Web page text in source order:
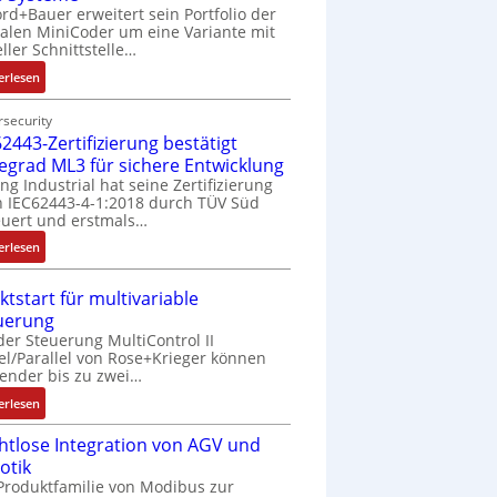
erweitert sein Portfolio der
MiniCoder um eine Variante mit
Schnittstelle…
:
E
i
n
f
a
c
h
e
S
n
s
o
r
-
I
t
Zertifizierung bestätigt
ML3 für sichere Entwicklung
Industrial hat seine Zertifizierung
IEC62443-4-1:2018 durch TÜV Süd
und erstmals…
:
I
C
6
2
4
4
3
Z
e
für multivariable
Steuerung MultiControl II
Parallel von Rose+Krieger können
bis zu zwei…
:
M
a
k
Integration von AGV und
von Modibus zur